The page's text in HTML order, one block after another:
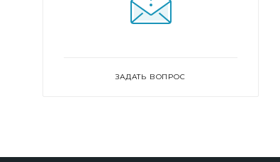
ЗАДАТЬ ВОПРОС